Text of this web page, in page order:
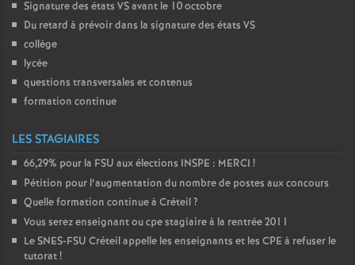
Signature des états VSavant le 10 octobre
Du retard à prévoir dans la signature des états VS
collège
lycée
questions transversales et contenus
formation continue
LES STAGIAIRES
66,29% pour la FSU aux élections INSPE : MERCI !
Pétition pour l’augmentation du nombre de postes aux concours
Quelle formation continue à Créteil?
Vous serez enseignant ou cpe stagiaire à la rentrée 2011
LeSNES-FSU Créteil appelle les enseignants et les CPE à refuser le
tutorat!